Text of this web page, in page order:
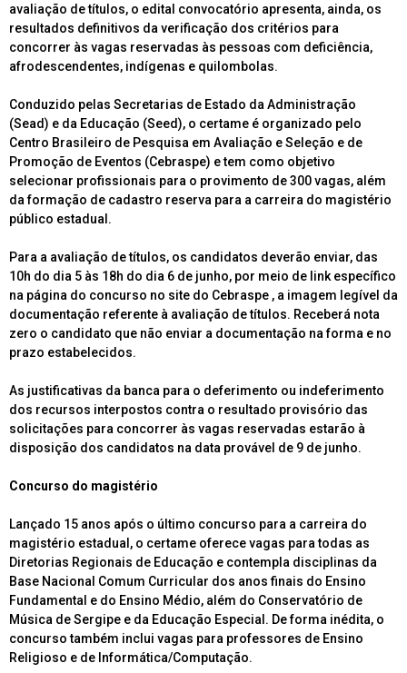
avaliação de títulos, o edital convocatório apresenta, ainda, os
resultados definitivos da verificação dos critérios para
concorrer às vagas reservadas às pessoas com deficiência,
afrodescendentes, indígenas e quilombolas.
Conduzido pelas Secretarias de Estado da Administração
(Sead) e da Educação (Seed), o certame é organizado pelo
Centro Brasileiro de Pesquisa em Avaliação e Seleção e de
Promoção de Eventos (Cebraspe) e tem como objetivo
selecionar profissionais para o provimento de 300 vagas, além
da formação de cadastro reserva para a carreira do magistério
público estadual.
Para a avaliação de títulos, os candidatos deverão enviar, das
10h do dia 5 às 18h do dia 6 de junho, por meio de link específico
na página do concurso no site do Cebraspe , a imagem legível da
documentação referente à avaliação de títulos. Receberá nota
zero o candidato que não enviar a documentação na forma e no
prazo estabelecidos.
As justificativas da banca para o deferimento ou indeferimento
dos recursos interpostos contra o resultado provisório das
solicitações para concorrer às vagas reservadas estarão à
disposição dos candidatos na data provável de 9 de junho.
Concurso do magistério
Lançado 15 anos após o último concurso para a carreira do
magistério estadual, o certame oferece vagas para todas as
Diretorias Regionais de Educação e contempla disciplinas da
Base Nacional Comum Curricular dos anos finais do Ensino
Fundamental e do Ensino Médio, além do Conservatório de
Música de Sergipe e da Educação Especial. De forma inédita, o
concurso também inclui vagas para professores de Ensino
Religioso e de Informática/Computação.